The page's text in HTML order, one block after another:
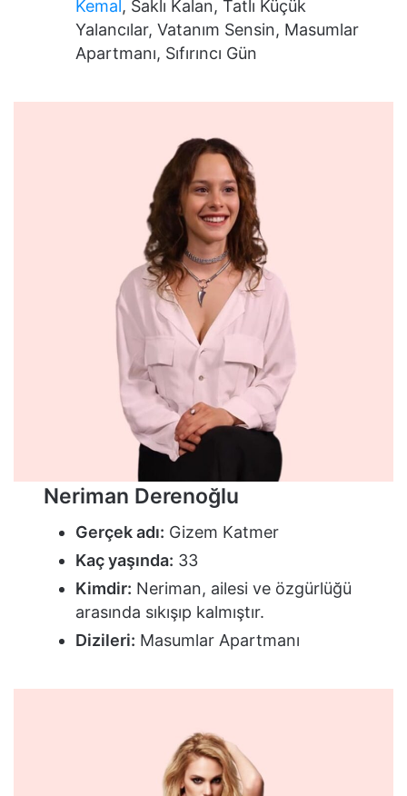
Kemal , Saklı Kalan, Tatlı Küçük
Yalancılar, Vatanım Sensin, Masumlar
Apartmanı, Sıfırıncı Gün
Neriman Derenoğlu
Gerçek adı: Gizem Katmer
Kaç yaşında: 33
Kimdir: Neriman, ailesi ve özgürlüğü
arasında sıkışıp kalmıştır.
Dizileri: Masumlar Apartmanı